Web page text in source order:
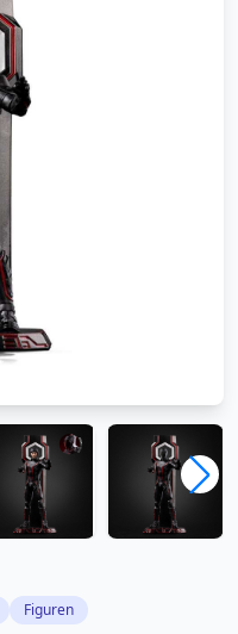
Figuren